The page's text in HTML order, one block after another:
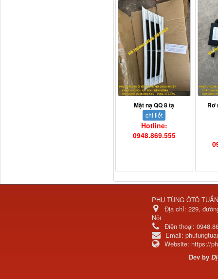
Mặt nạ QQ 8 tạ
chi tiết
Hotline:
0948.869.555
Rơ
PHỤ TÙNG ÔTÔ
Địa chỉ: 229,
Nội
Điện thoại:
Email:
Website: https://
Dev by